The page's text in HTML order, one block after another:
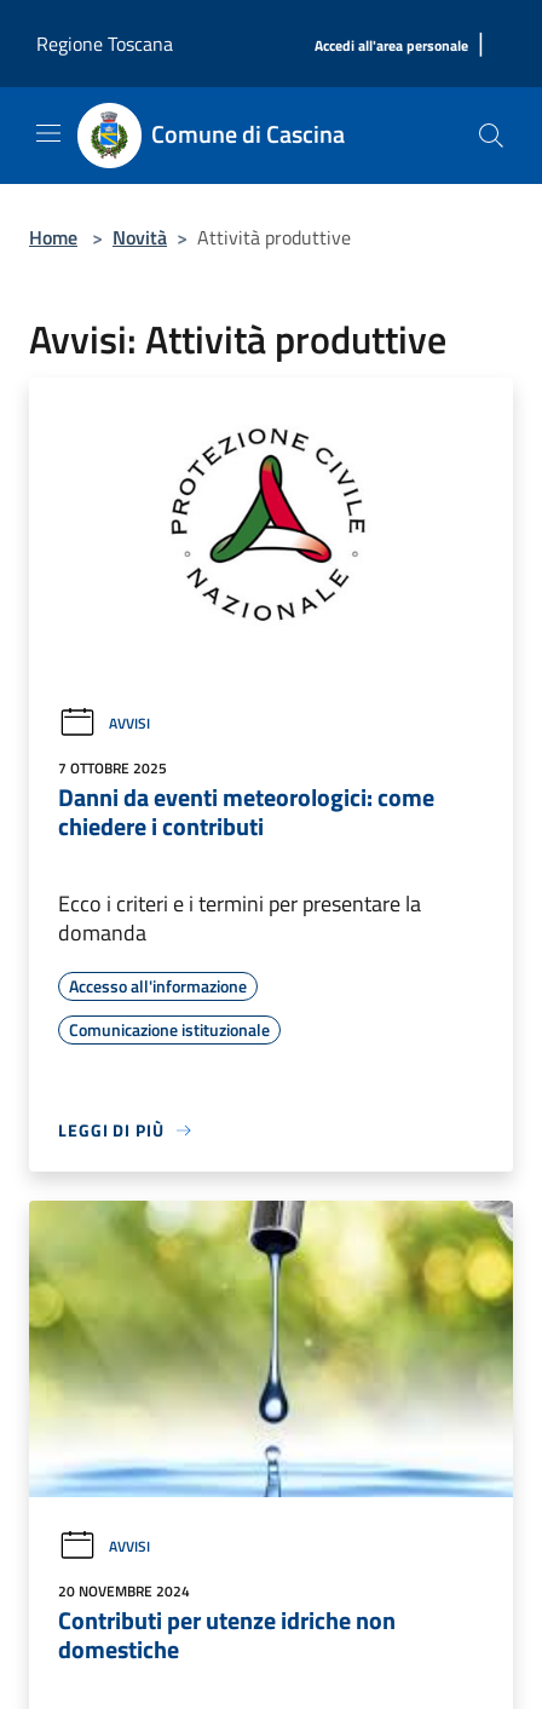
Regione Toscana
Accedi all'area personale |
Comune di Cascina
Home > Novità > Attività produttive
Avvisi: Attività produttive
AVVISI
7 OTTOBRE 2025
Danni da eventi meteorologici: come
chiedere i contributi
Ecco i criteri e i termini per presentare la
domanda
Accesso all'informazione
Comunicazione istituzionale
LEGGI DI PIÙ
AVVISI
20 NOVEMBRE 2024
Contributi per utenze idriche non
domestiche